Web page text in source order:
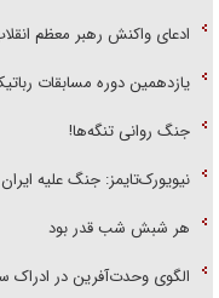
ادعای واکنش رهبر معظم
یازدهمین دوره مسابقات
جنگ روانی تنگه‌ها!
نیویورک‌تایمز: جنگ علیه
هر شبش شب قدر بود
الگوی وحدت‌آفرین در